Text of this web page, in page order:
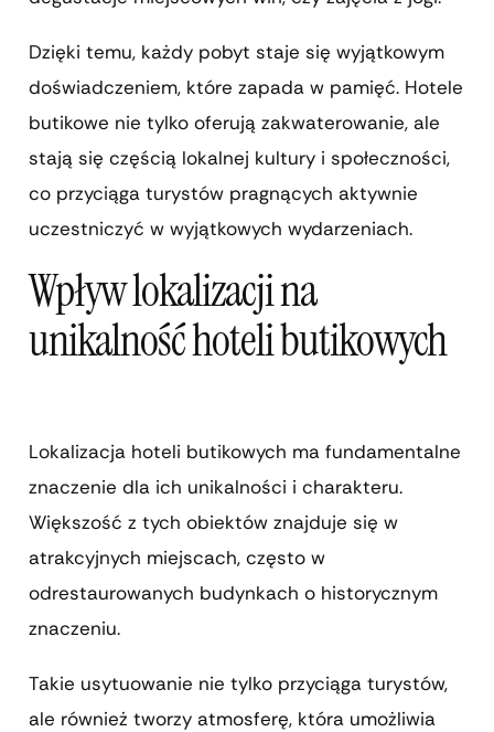
Dzięki temu, każdy pobyt staje się wyjątkowym
doświadczeniem, które zapada w pamięć. Hotele
butikowe nie tylko oferują zakwaterowanie, ale
stają się częścią lokalnej kultury i społeczności,
co przyciąga turystów pragnących aktywnie
uczestniczyć w wyjątkowych wydarzeniach.
Wpływ lokalizacji na
unikalność hoteli butikowych
Lokalizacja hoteli butikowych ma fundamentalne
znaczenie dla ich unikalności i charakteru.
Większość z tych obiektów znajduje się w
atrakcyjnych miejscach, często w
odrestaurowanych budynkach o historycznym
znaczeniu.
Takie usytuowanie nie tylko przyciąga turystów,
ale również tworzy atmosferę, która umożliwia